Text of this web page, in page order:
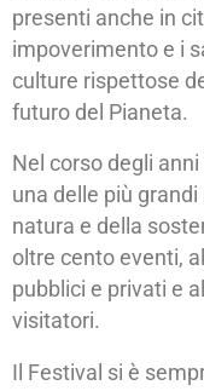
presenti anche in
impoverimento e i
culture rispettose
futuro del Pianeta.
Nel corso degli
una delle più
natura e della
oltre cento eventi,
pubblici e privati e
visitatori.
Il Festival si è